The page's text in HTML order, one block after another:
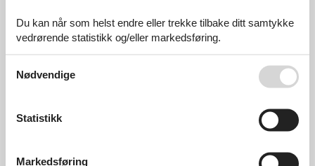
DK-7400 Herning- Danmark - Telefon: (+45) 8724 2251-
E-post:
info@feline-holidays.no MVA-nummer: DK26347688
Du kan når som helst endre eller trekke tilbake ditt samtykke
vedrørende statistikk og/eller markedsføring.
Nødvendige
Statistikk
Markedsføring